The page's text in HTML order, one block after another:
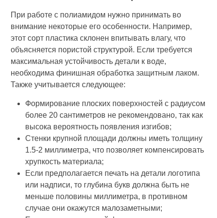
При работе с полиамидом нужно принимать во
внимание некоторые его особенности. Например,
этот сорт пластика склонен впитывать влагу, что
объясняется пористой структурой. Если требуется
максимальная устойчивость детали к воде,
необходима финишная обработка защитным лаком.
Также учитывается следующее:
Формирование плоских поверхностей с радиусом
более 20 сантиметров не рекомендовано, так как
высока вероятность появления изгибов;
Стенки крупной площади должны иметь толщину
1.5-2 миллиметра, что позволяет компенсировать
хрупкость материала;
Если предполагается печать на детали логотипа
или надписи, то глубина букв должна быть не
меньше половины миллиметра, в противном
случае они окажутся малозаметными;